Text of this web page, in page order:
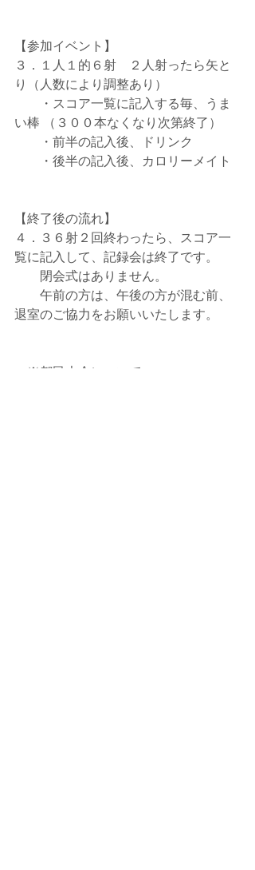
【参加イベント】
３．１人１的６射　２人射ったら矢と
り（人数により調整あり）
・スコア一覧に記入する毎、うま
い棒 （３００本なくなり次第終了）
・前半の記入後、ドリンク
・後半の記入後、カロリーメイト
【終了後の流れ】
４．３６射２回終わったら、スコア一
覧に記入して、記録会は終了です。
閉会式はありません。
午前の方は、午後の方が混む前、
退室のご協力をお願いいたします。
※都民大会について